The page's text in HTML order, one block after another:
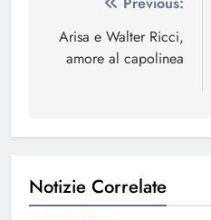
Navigazione
articoli
Arisa e Walter Ricci,
amore al capolinea
Notizie Correlate